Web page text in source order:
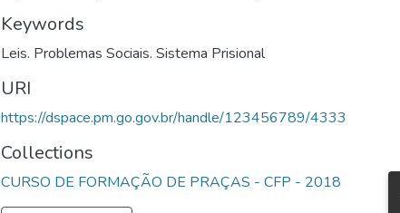
Keywords
Leis. Problemas Sociais. Sistema Prisional
URI
https://dspace.pm.go.gov.br/handle/123456789/4333
Collections
CURSO DE FORMAÇÃO DE PRAÇAS - CFP - 2018